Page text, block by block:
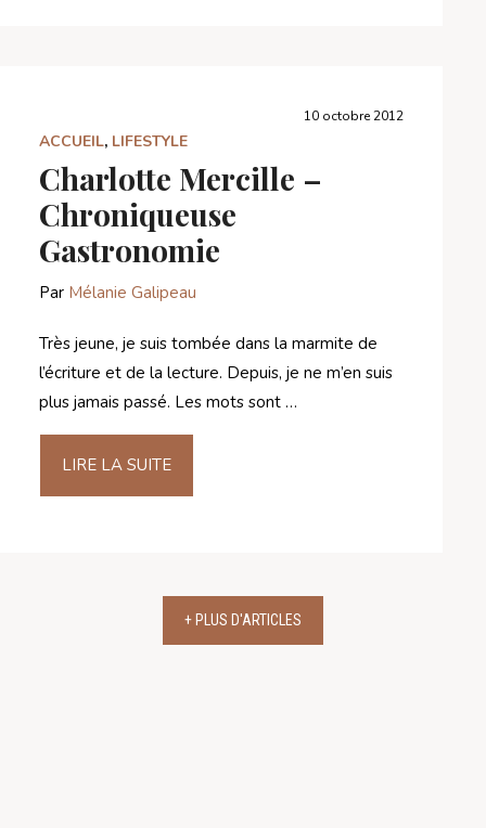
10 octobre 2012
ACCUEIL, LIFESTYLE
Charlotte Mercille –
Chroniqueuse
Gastronomie
Par Mélanie Galipeau
Très jeune, je suis tombée dans la marmite de
l’écriture et de la lecture. Depuis, je ne m’en suis
plus jamais passé. Les mots sont …
LIRE LA SUITE
+ PLUS D'ARTICLES